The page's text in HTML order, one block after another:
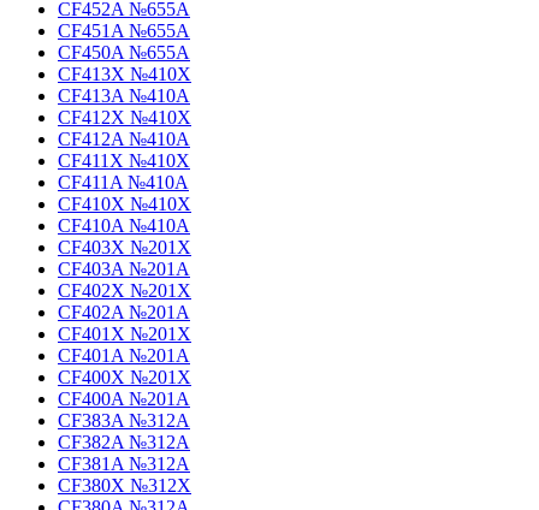
CF452A №655A
CF451A №655A
CF450A №655A
CF413X №410X
CF413A №410A
CF412X №410X
CF412A №410A
CF411X №410X
CF411A №410A
CF410X №410X
CF410A №410A
CF403X №201X
CF403A №201A
CF402X №201X
CF402A №201A
CF401X №201X
CF401A №201A
CF400X №201X
CF400A №201A
CF383A №312A
CF382A №312A
CF381A №312A
CF380X №312X